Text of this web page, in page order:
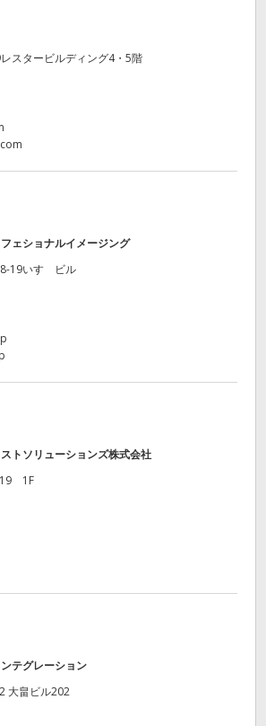
スタービルディング4・5階
ェショナルイメージング
19いすゞビル
トソリューションズ株式会社
19 1F
テグレーション
大畠ビル202